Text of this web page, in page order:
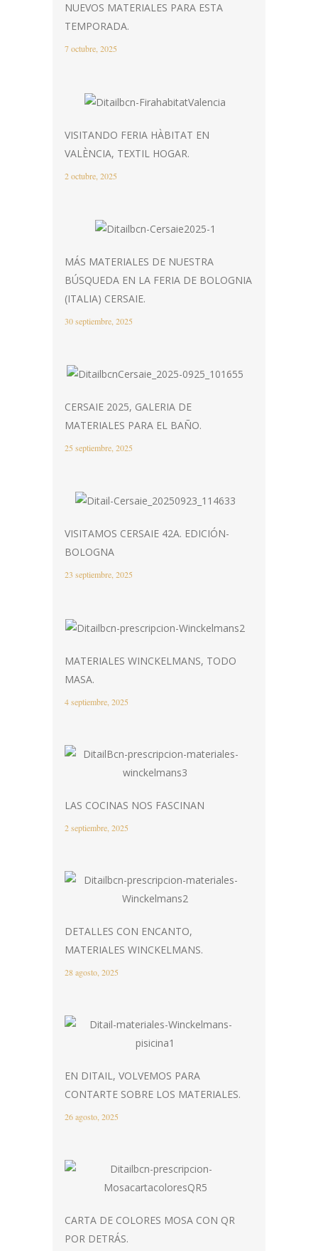
NUEVOS MATERIALES PARA ESTA
TEMPORADA.
7 octubre, 2025
VISITANDO FERIA HÀBITAT EN
VALÈNCIA, TEXTIL HOGAR.
2 octubre, 2025
MÁS MATERIALES DE NUESTRA
BÚSQUEDA EN LA FERIA DE BOLOGNIA
(ITALIA) CERSAIE.
30 septiembre, 2025
CERSAIE 2025, GALERIA DE
MATERIALES PARA EL BAÑO.
25 septiembre, 2025
VISITAMOS CERSAIE 42A. EDICIÓN-
BOLOGNA
23 septiembre, 2025
MATERIALES WINCKELMANS, TODO
MASA.
4 septiembre, 2025
LAS COCINAS NOS FASCINAN
2 septiembre, 2025
DETALLES CON ENCANTO,
MATERIALES WINCKELMANS.
28 agosto, 2025
EN DITAIL, VOLVEMOS PARA
CONTARTE SOBRE LOS MATERIALES.
26 agosto, 2025
CARTA DE COLORES MOSA CON QR
POR DETRÁS.